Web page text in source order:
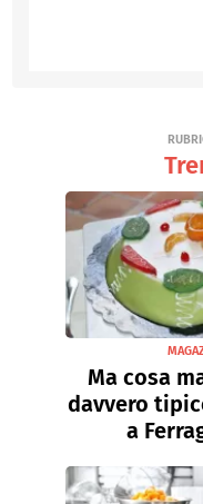
Ma cosa
davvero
a